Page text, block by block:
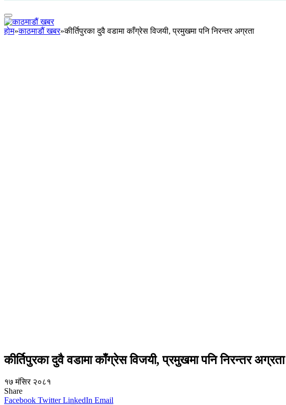
होम»काठमाडौं खबर»कीर्तिपुरका दुवै वडामा काँग्रेस विजयी, प्रमुखमा पनि निरन्तर अग्रता
कीर्तिपुरका दुवै वडामा काँग्रेस विजयी, प्रमुखमा पनि निरन्तर अग्रता
१७ मंसिर २०८१
Share
Facebook Twitter LinkedIn Email